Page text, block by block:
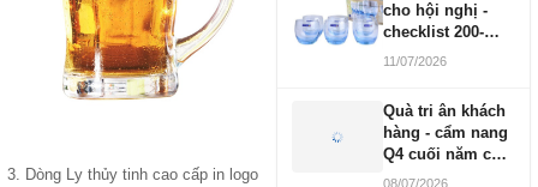
3. Dòng Ly thủy tinh cao cấp in logo
cho hội nghị -
checklist 200-
1000 người
11/07/2026
Quà tri ân khách
hàng - cẩm nang
Q4 cuối năm cho
doanh nghiệp
08/07/2026